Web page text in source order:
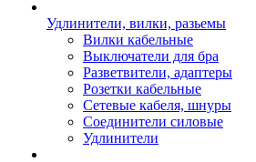
Удлинители, вилки, разьемы
Вилки кабельные
Выключатели для бра
Разветвители, адаптеры
Розетки кабельные
Сетевые кабеля, шнуры
Соединители силовые
Удлинители